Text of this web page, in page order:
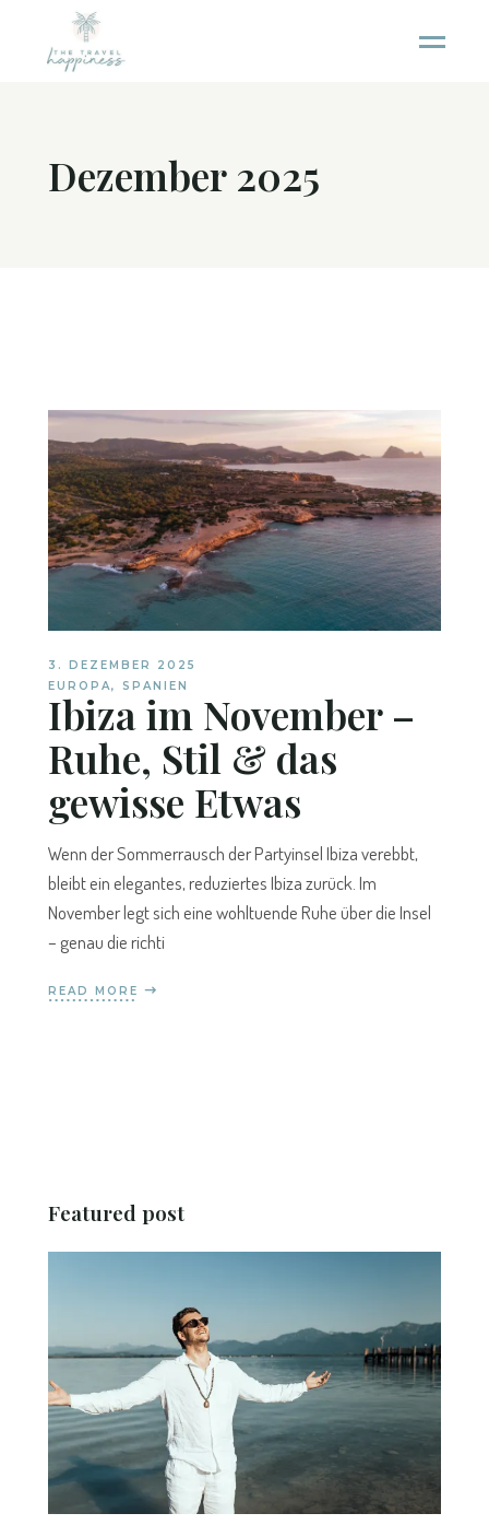
Dezember 2025
3. DEZEMBER 2025
EUROPA, SPANIEN
Ibiza im November –
Ruhe, Stil & das
gewisse Etwas
Wenn der Sommerrausch der Partyinsel Ibiza verebbt,
bleibt ein elegantes, reduziertes Ibiza zurück. Im
November legt sich eine wohltuende Ruhe über die Insel
– genau die richti
READ MORE
Featured post